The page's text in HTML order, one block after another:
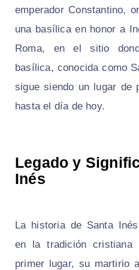
emperador Constantino,
una basílica en honor a
Roma, en el sitio
basílica, conocida como
sigue siendo un lugar de
hasta el día de hoy.
Legado y
Inés
La historia de Santa
en la tradición cristiana
primer lugar, su martirio